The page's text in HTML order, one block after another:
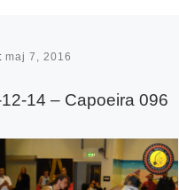
maj 7, 2016
14 – Capoeira 096